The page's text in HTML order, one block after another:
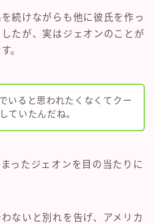
続けながらも他に彼氏を作っ
たが、実はジェオンのことが
。
いると思われたくなくてクー
ていたんだね。
ったジェオンを目の当たりに
ないと別れを告げ、アメリカ